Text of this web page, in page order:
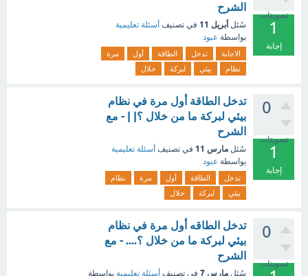
تصويتات
1
إجابة
الشرح
سُئل أبريل 11 في تصنيف أسئلة تعليمية
بواسطة عبود
الاجابة تدخل الطاقة أول
مرة
نظام
بيئي لبركة خلال
0
تصويتات
1
إجابة
تدخل الطاقة أول مرة في نظام
بيئي لبركة ما من خلال ؟| | - مع
الشرح
سُئل مارس 11 في تصنيف أسئلة تعليمية
بواسطة عبود
تدخل الطاقة أول مرة
نظام
بيئي
لبركة خلال
0
تصويتات
تدخل الطاقه أول مرة في نظام
بيئي لبركة ما من خلال ؟.... - مع
الشرح
سُئل مارس 7 في تصنيف أسئلة تعليمية بواسطة